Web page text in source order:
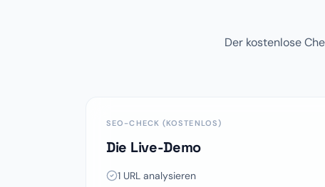
Der kostenlose
SEO-CHECK (KOSTENLOS)
Die Live-Demo
1 URL analysieren